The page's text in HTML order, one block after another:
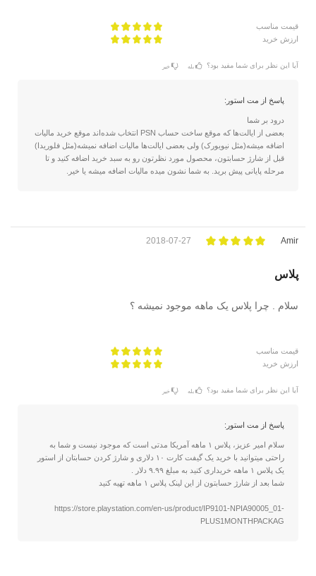
قیمت مناسب
ارزش خرید
آیا این نظر برای شما مفید بود؟ بله خیر
پاسخ از مت استور:
درود بر شما
بعضی از ایالت‌ها که موقع ساخت حساب PSN انتخاب شده‌اند موقع خرید مالیات
اضافه میشه(مثل نیویورک) ولی بعضی ایالت‌ها مالیات اضافه نمیشه(مثل فلوریدا)
قبل از شارژ حسابتون، محصول مورد نظرتون رو به سبد خرید اضافه کنید و تا
مرحله پایانی پیش برید. به شما نشون میده مالیات اضافه میشه یا خیر.
Amir
2018-07-27
پلاس
سلام . چرا پلاس یک ماهه موجود نمیشه ؟
قیمت مناسب
ارزش خرید
آیا این نظر برای شما مفید بود؟ بله خیر
پاسخ از مت استور:
سلام امیر عزیز، پلاس ۱ ماهه آمریکا مدتی است که موجود نیست و شما به
راحتی میتوانید با خرید یک گیفت کارت ۱۰ دلاری و شارژ کردن حسابتان از استور
یک پلاس ۱ ماهه خریداری کنید به مبلغ ۹.۹۹ دلار .
شما بعد از شارژ حسابتون از این لینک پلاس ۱ ماهه تهیه کنید
https://store.playstation.com/en-us/product/IP9101-NPIA90005_01-
PLUS1MONTHPACKAG